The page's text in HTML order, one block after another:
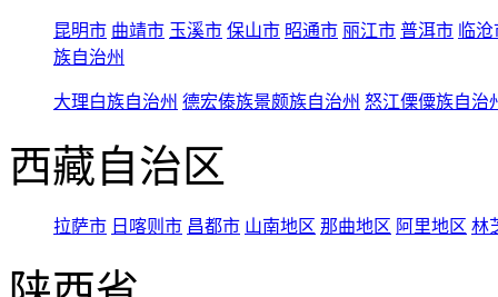
昆明市 曲靖市 玉溪市 保山市 昭通市 丽江市 普洱市 临
族自治州
大理白族自治州 德宏傣族景颇族自治州 怒江傈僳族自治
西藏自治区
拉萨市 日喀则市 昌都市 山南地区 那曲地区 阿里地区 林